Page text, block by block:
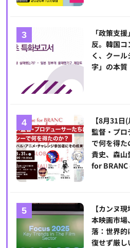
「政策支
反。韓国
く、クー
字」の本質
【8月31
監督・プロ
で何を得
貴史、森
for BRANC
【カンヌ
本映画市場
落：世界的
復せず厳し